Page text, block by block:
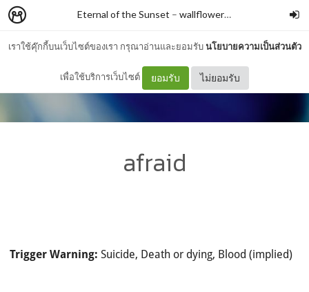
เราใช้คุ๊กกี้บนเว็บไซต์ของเรา กรุณาอ่านและยอมรับนโยบายความเป็นส่วนตัว
เพื่อใช้บริการเว็บไซต์ ยอมรับ ไม่ยอมรับ
Eternal of the Sunset – wallflowerblu
afraid
Trigger Warning: Suicide, Death or dying, Blood (implied)